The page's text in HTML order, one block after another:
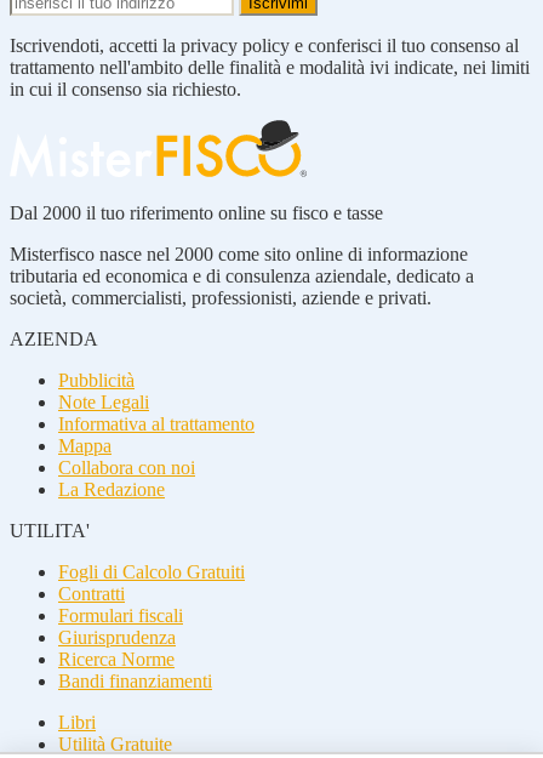
Iscrivendoti, accetti la privacy policy e conferisci il tuo consenso al
trattamento nell'ambito delle finalità e modalità ivi indicate, nei limiti
in cui il consenso sia richiesto.
Dal 2000 il tuo riferimento online su fisco e tasse
Misterfisco nasce nel 2000 come sito online di informazione
tributaria ed economica e di consulenza aziendale, dedicato a
società, commercialisti, professionisti, aziende e privati.
AZIENDA
Pubblicità
Note Legali
Informativa al trattamento
Mappa
Collabora con noi
La Redazione
UTILITA'
Fogli di Calcolo Gratuiti
Contratti
Formulari fiscali
Giurisprudenza
Ricerca Norme
Bandi finanziamenti
Libri
Utilità Gratuite